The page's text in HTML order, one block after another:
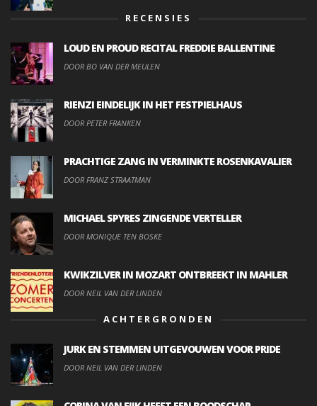
RECENSIES
LOUD EN PROUD RECITAL FREDDIE BALLENTINE
DOOR BO VAN DER MEULEN
RIENZI EINDELIJK IN HET FESTPIELHAUS
DOOR PETER FRANKEN
PRACHTIGE ZANG IN VERMINKTE ROSENKAVALIER
DOOR FRANZ STRAATMAN
MICHAEL SPYRES ZINGENDE VERTELLER
DOOR MONIQUE TEN BOSKE
KWIKZILVER IN MOZART ONTBREEKT IN MAHLER
DOOR NEIL VAN DER LINDEN
ACHTERGRONDEN
JURK EN STEMMEN UITGEVOUWEN VOOR PRIDE
DOOR NEIL VAN DER LINDEN